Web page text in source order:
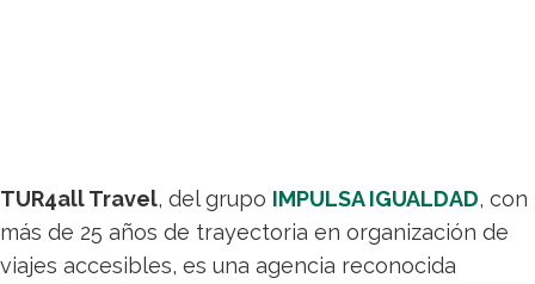
TUR4all Travel, del grupo IMPULSA IGUALDAD, con
más de 25 años de trayectoria en organización de
viajes accesibles, es una agencia reconocida